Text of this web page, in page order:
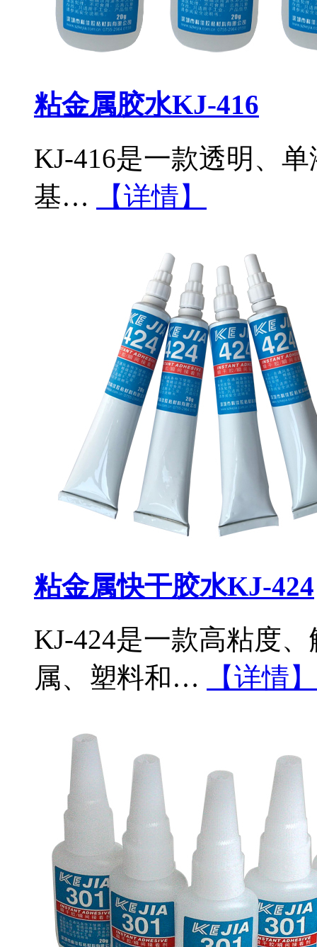
粘金属胶水KJ-416
KJ-416是一款透明、
基…
【详情】
粘金属快干胶水KJ-424
KJ-424是一款高粘度
属、塑料和…
【详情】